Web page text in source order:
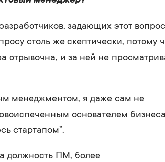
задающих этот
столь же скептически, потому
отрывочна, и за ней не
менеджментом, я даже сам не
основателем
стартапом”.
должность ПМ, более